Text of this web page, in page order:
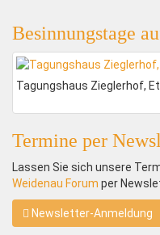
Besinnungstage
Tagungshaus Zieglerhof,
Termine per
Lassen Sie sich unsere
Weidenau Forum per
Newsletter-Anmeldung